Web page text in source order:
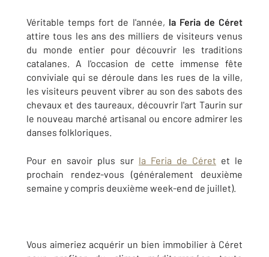
Véritable temps fort de l'année, la Feria de Céret
attire tous les ans des milliers de visiteurs venus
du monde entier pour découvrir les traditions
catalanes. A l'occasion de cette immense fête
conviviale qui se déroule dans les rues de la ville,
les visiteurs peuvent vibrer au son des sabots des
chevaux et des taureaux, découvrir l'art Taurin sur
le nouveau marché artisanal ou encore admirer les
danses folkloriques.
Pour en savoir plus sur la Feria de Céret et le
prochain rendez-vous (généralement deuxième
semaine y compris deuxième week-end de juillet).
Vous aimeriez acquérir un bien immobilier à Céret